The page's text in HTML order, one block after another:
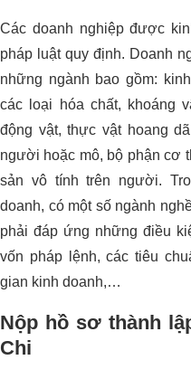
Các doanh nghiệp được
pháp luật quy định. Doanh
những ngành bao gồm:
các loại hóa chất, khoáng
động vật, thực vật hoang
người hoặc mô, bộ phận cơ
sản vô tính trên người.
doanh, có một số ngành
phải đáp ứng những điều
vốn pháp lệnh, các tiêu
gian kinh doanh,…
Nộp hồ sơ thành
Chi